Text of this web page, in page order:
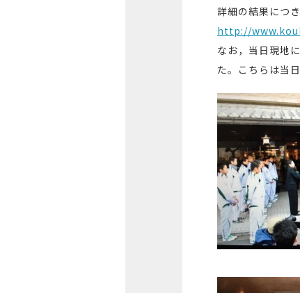
詳細の結果につ
http://
なお，当日現地
た。こちらは当